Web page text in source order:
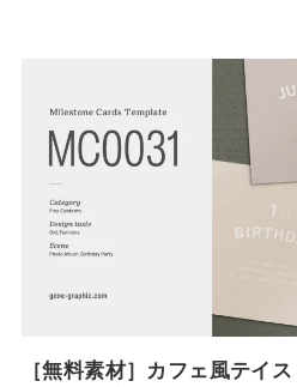
［無料素材］カフェ風テイ